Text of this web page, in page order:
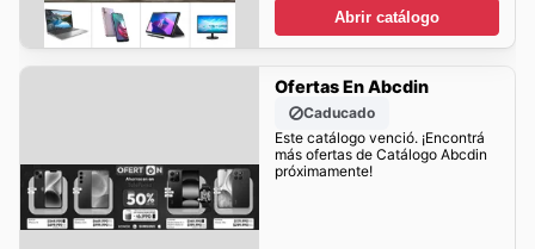
Abrir catálogo
Ofertas En Abcdin
Caducado
Este catálogo venció. ¡Encontrá
más ofertas de Catálogo Abcdin
próximamente!